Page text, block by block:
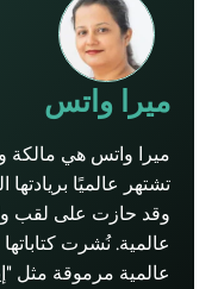
ميرا واتس
ميرا واتس هي مالكة
تشتهر عالميًا
عالمية. نُشرت
عالمية مرموقة مثل